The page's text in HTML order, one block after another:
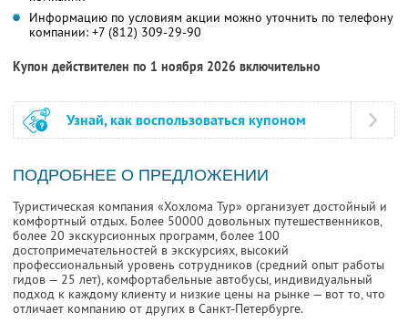
Информацию по условиям акции можно уточнить по телефону
компании: +7 (812) 309-29-90
Купон действителен по 1 ноября 2026 включительно
Узнай, как воспользоваться купоном
ПОДРОБНЕЕ О ПРЕДЛОЖЕНИИ
Туристическая компания «Хохлома Тур» организует достойный и
комфортный отдых. Более 50000 довольных путешественников,
более 20 экскурсионных программ, более 100
достопримечательностей в экскурсиях, высокий
профессиональный уровень сотрудников (средний опыт работы
гидов — 25 лет), комфортабельные автобусы, индивидуальный
подход к каждому клиенту и низкие цены на рынке — вот то, что
отличает компанию от других в Санкт-Петербурге.